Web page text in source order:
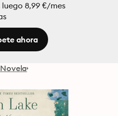
luego 8,99 €/mes
ahora
Novela